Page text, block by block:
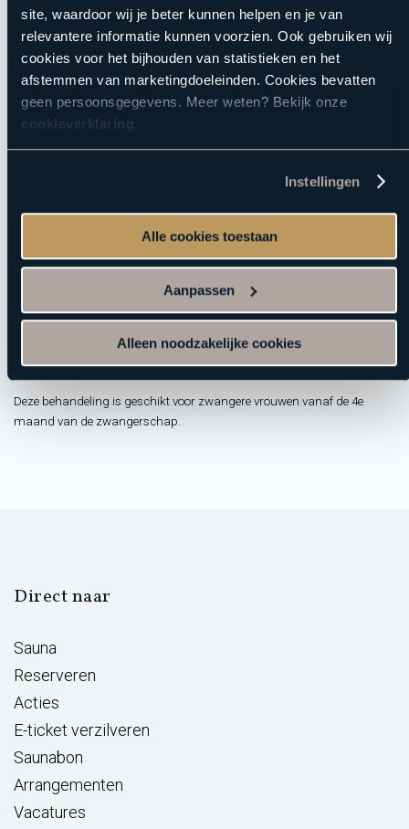
site, waardoor wij je beter kunnen helpen en je van
relevantere informatie kunnen voorzien. Ook gebruiken wij
cookies voor het bijhouden van statistieken en het
afstemmen van marketingdoeleinden. Cookies bevatten
geen persoonsgegevens. Meer weten? Bekijk onze
cookieverklaring.
Instellingen
Alle cookies toestaan
Aanpassen
Alleen noodzakelijke cookies
Duo-wellnesstreatment
Keuze
verwenbehandeling van 50 minuten waarbij jullie samen
genieten, terwijl één behandelaar jullie om de beurt
behandelt. Denk aan warme kompressen, een zachte
gezichtsbehandeling, scrub en massage van de armen en
handen en een scrub, massage en
verzorgende crèmepakking voor de benen. Alles draait om
rust, aandacht en ontspanning. Perfect om even echt
samen op te laden.
Deze behandeling is geschikt voor zwangere vrouwen vanaf de 4e
maand van de zwangerschap.
Direct naar
Sauna
Reserveren
Acties
E-ticket verzilveren
Saunabon
Arrangementen
Vacatures